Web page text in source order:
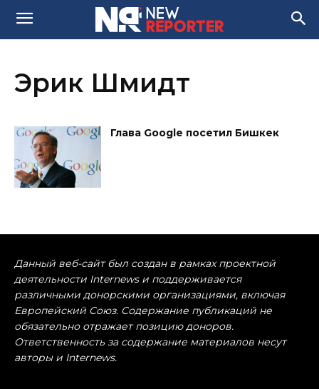
Эрик Шмидт
Глава Google посетил Бишкек
Данный веб-сайт был создан в рамках проектной
деятельности Internews и поддерживается
различными донорскими организациями, включая
Европейский Союз. Содержание публикаций не
обязательно отражает позицию доноров.
Ответственность за содержание материалов несут
авторы и Internews.